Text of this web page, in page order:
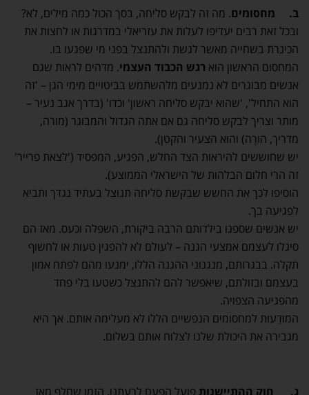
ב. מחסומים. מה זה לבקש סליחה, בסך הכול כמה מילים, לא?
ובכל זאת רבים יעדיפו לעלות את עזריאלי במדרגות או לחצות את
הכינרת בשחייה מאשר לגשת ולהתנצל בפני מי שפגעו בו.
המחסום הראשון הוא רגש הכבוד העצמי. מדהים לראות שגם
אנשים מבוגרים לא נמנעים מלהשתמש בביטויים מימי הגן – 'זה
הוא התחיל', 'שהוא יבקש סליחה ראשון' וכדו' (בדרך אגב נעיר –
מותר וצריך לבקש סליחה גם אם אתה הגדול והמבוגר (מורה,
מדריך, הורֶה) והוא הצעיר והקטן).
יש שחוששים להיראות הצד החלש, הפגיע, המפסיד ('לצאת פרייר'
זה הרי חלום הבלהות של הישראלי הממוצע).
הוסיפו לכך את החשש שבקשת סליחה תנוצל בעתיד נגדך ותביא
לפגיעה בך.
יש אנשים שספגו בילדותם הרבה ביקורת, השפלה וכעס. מאז הם
סיגלו לעצמם אמצעי הגנה – לעולם לא להפגין טעות או לחשוף
תקלה. בבגרותם, מנגנוני ההגנה הללו, ימנעו מהם לפתח אמון
בעצמם ובזולתם, שיאפשר להם להתנצל כשטעו בלי פחד
מהפגיעה הצפויה.
המוּדַעוּת למחסומים הנפשיים הללו לא מעלימה אותם. אך היא
מגבירה את היכולת שלנו לצלוח אותם בשלום.
ג. חוק ההתיישנות פועל הפעם לרעתנו. הזמן שחלף מאז